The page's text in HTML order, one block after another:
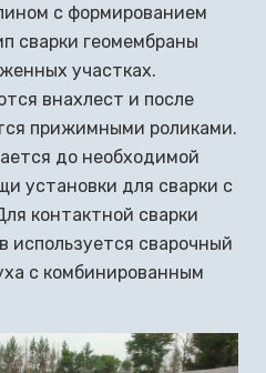
с формированием
сварки геомембраны
участках.
внахлест и после
прижимными роликами.
до необходимой
установки для сварки с
контактной сварки
используется сварочный
с комбинированным